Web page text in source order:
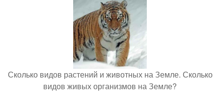
Сколько видов растений и животных на Земле. Сколько
видов живых организмов на Земле?